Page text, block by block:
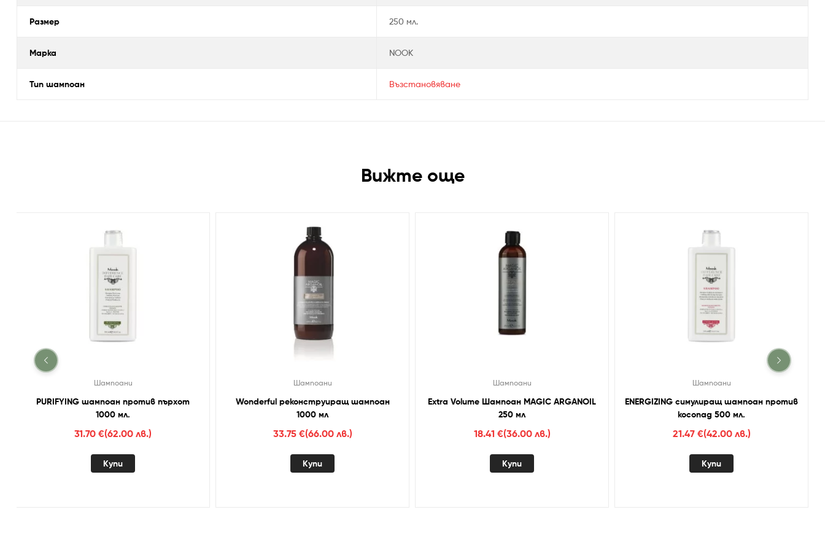
Размер 250 мл.
Марка NOOK
Тип шампоан Възстановяване
Вижте още
Шампоани
PURIFYING шампоан против пърхот
1000 мл.
31.70 €(62.00 лв.)
Купи
Шампоани
Wonderful реконструиращ шампоан
1000 мл
33.75 €(66.00 лв.)
Купи
Шампоани
Extra Volume Шампоан MAGIC ARGANOIL
250 мл
18.41 €(36.00 лв.)
Купи
Шампоани
ENERGIZING симулиращ шампоан против
косопад 500 мл.
21.47 €(42.00 лв.)
Купи